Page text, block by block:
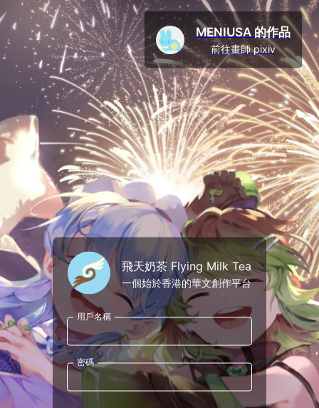
飛天奶茶 Flying Milk Tea
一個始於香港的華文創作平台
用戶名稱
密碼
MENIUSA 的作品
前往畫師 pixiv